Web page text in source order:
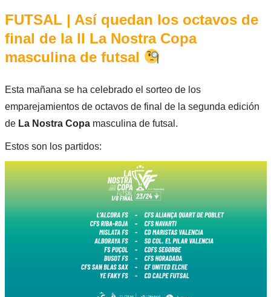
FUTSAL | Así quedan los octavos de
final de la II La Nostra Copa
masculina de futsal
Esta mañana se ha celebrado el sorteo de los
emparejamientos de octavos de final de la segunda edición
de La Nostra Copa masculina de futsal.
Estos son los partidos: